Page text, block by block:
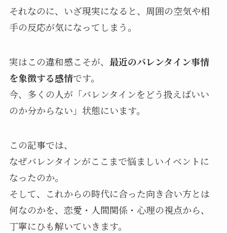
それなのに、いざ現実になると、周囲の空気や相
手の反応が気になってしまう。
実はこの違和感こそが、 最近のバレンタイン事情
を象徴する感情です。
今、多くの人が「バレンタインをどう扱えばいい
のか分からない」状態にいます。
この記事では、
なぜバレンタインがここまで悩ましいイベントに
なったのか。
そして、これからの時代に合った向き合い方とは
何なのかを、恋愛・人間関係・心理の視点から、
丁寧にひも解いていきます。